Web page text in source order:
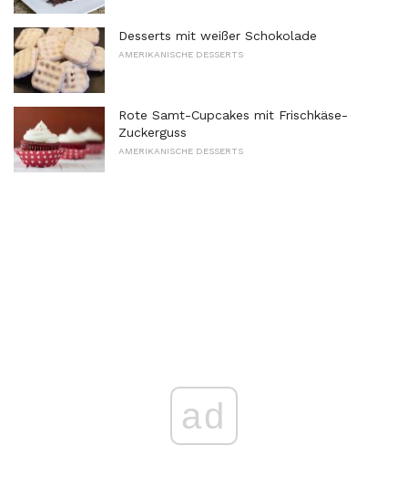
Desserts mit weißer Schokolade
AMERIKANISCHE DESSERTS
Rote Samt-Cupcakes mit Frischkäse-
Zuckerguss
AMERIKANISCHE DESSERTS
ad